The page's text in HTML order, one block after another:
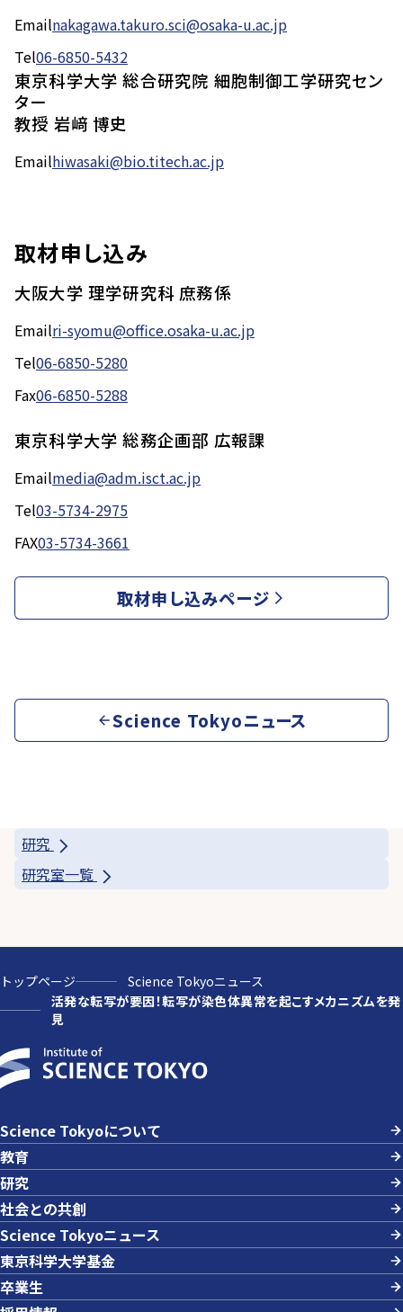
Emailnakagawa.takuro.sci@osaka-u.ac.jp
Tel06-6850-5432
東京科学大学 総合研究院 細胞制御工学研究セン
ター
教授 岩﨑 博史
Emailhiwasaki@bio.titech.ac.jp
取材申し込み
大阪大学 理学研究科 庶務係
Emailri-syomu@office.osaka-u.ac.jp
Tel06-6850-5280
Fax06-6850-5288
東京科学大学 総務企画部 広報課
Emailmedia@adm.isct.ac.jp
Tel03-5734-2975
FAX03-5734-3661
取材申し込みページ
Science Tokyoニュース
研究
研究室一覧
トップページ
Science Tokyoニュース
活発な転写が要因！転写が染色体異常を起こすメカニズムを発
見
Science Tokyoについて
教育
研究
社会との共創
Science Tokyoニュース
東京科学大学基金
卒業生